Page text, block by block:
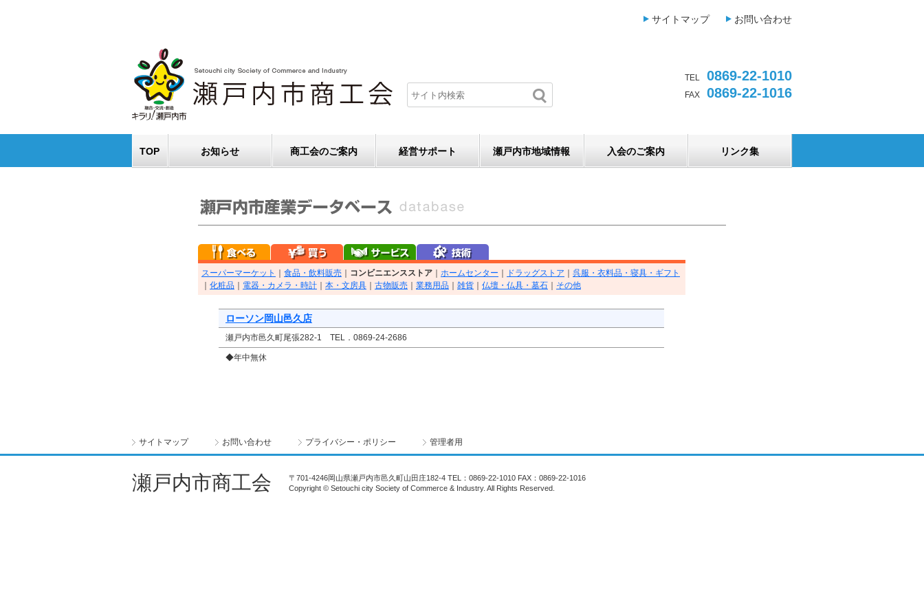
サイトマップ お問い合わせ
TEL 0869-22-1010
FAX 0869-22-1016
TOP お知らせ 商工会のご案内 経営サポート 瀬戸内市地域情報 入会のご案内 リンク集
スーパーマーケット 食品・飲料販売 コンビニエンスストア ホームセンター ドラッグストア
呉服・衣料品・寝具・ギフト
化粧品 電器・カメラ・時計 本・文房具 古物販売 業務用品 雑貨 仏壇・仏具・墓石 その他
ローソン岡山邑久店
瀬戸内市邑久町尾張282-1 TEL．0869-24-2686
◆年中無休
サイトマップ お問い合わせ プライバシー・ポリシー 管理者用
瀬戸内市商工会
〒701-4246岡山県瀬戸内市邑久町山田庄182-4 TEL：0869-22-1010 FAX：0869-22-1016
Copyright © Setouchi city Society of Commerce & Industry. All Rights Reserved.